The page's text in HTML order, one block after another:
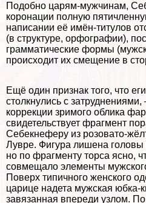
Подобно царям-мужчинам,
коронации полную
написании её имён-титулов
(в структуре, орфографии),
грамматические формы
происходит их смещение в
Ещё один признак того, что
столкнулись с
коррекции зримого облика
свидетельствует фрагмент
Себекнеферу из розовато-
Лувре. Фигура лишена
но по фрагменту торса ясно,
совмещало элементы
Поверх типичного женского
царице надета мужская юбка-
завязанная впереди узлом.